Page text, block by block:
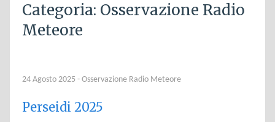
Categoria: Osservazione Radio
Meteore
24 Agosto 2025 - Osservazione Radio Meteore
Perseidi 2025